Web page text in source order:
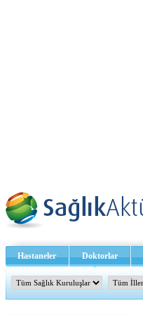
Hastaneler Doktorlar
Sağlık TV - Video İletişim